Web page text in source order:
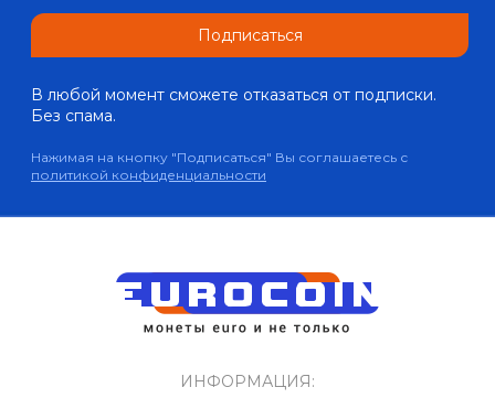
Подписаться
В любой момент сможете отказаться от подписки.
Без спама.
Нажимая на кнопку "Подписаться" Вы соглашаетесь с
политикой конфиденциальности
ИНФОРМАЦИЯ: